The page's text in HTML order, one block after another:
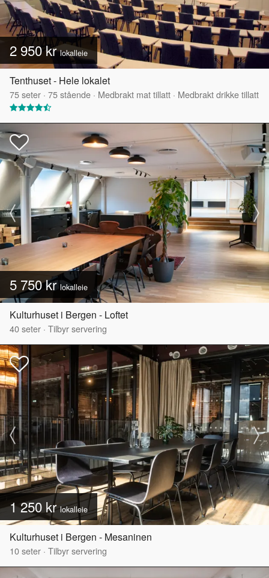
2 950 krlokalleie
Tenthuset - Hele lokalet
75seter · 75stående · Medbrakt mat tillatt · Medbrakt drikke tillatt
5 750 krlokalleie
Kulturhuset i Bergen - Loftet
40seter · Tilbyr servering
1 250 krlokalleie
Kulturhuset i Bergen - Mesaninen
10seter · Tilbyr servering